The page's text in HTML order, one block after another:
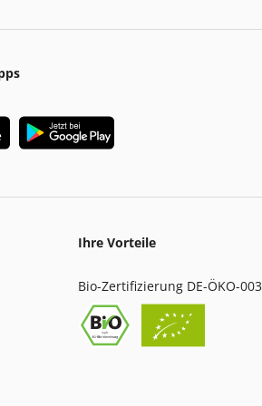
Ihre Vorteile
Bio-Zertifizierung DE-ÖKO-003